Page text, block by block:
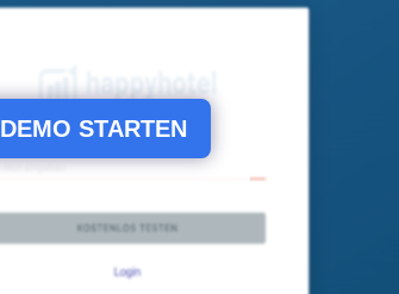
DEMO STARTEN